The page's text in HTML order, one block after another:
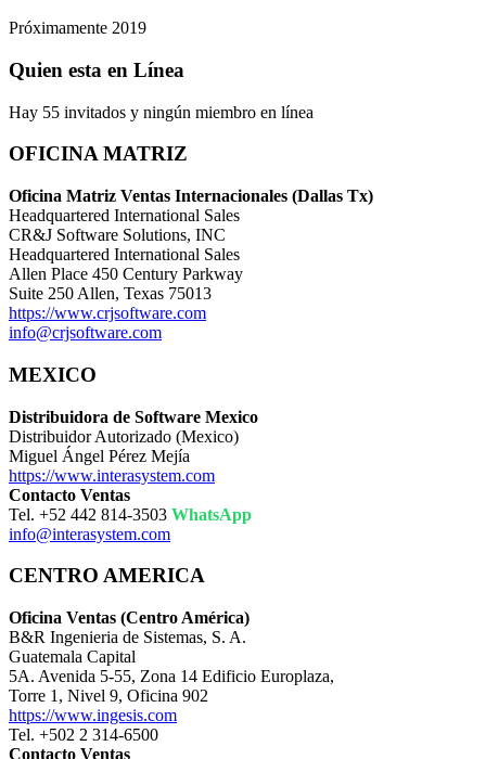
Próximamente 2019
Quien esta en Línea
Hay 55 invitados y ningún miembro en línea
OFICINA MATRIZ
Oficina Matriz Ventas Internacionales (Dallas Tx)
Headquartered International Sales
CR&J Software Solutions, INC
Headquartered International Sales
Allen Place 450 Century Parkway
Suite 250 Allen, Texas 75013
https://www.crjsoftware.com
info@crjsoftware.com
MEXICO
Distribuidora de Software Mexico
Distribuidor Autorizado (Mexico)
Miguel Ángel Pérez Mejía
https://www.interasystem.com
Contacto Ventas
Tel. +52 442 814-3503 WhatsApp
info@interasystem.com
CENTRO AMERICA
Oficina Ventas (Centro América)
B&R Ingenieria de Sistemas, S. A.
Guatemala Capital
5A. Avenida 5-55, Zona 14 Edificio Europlaza,
Torre 1, Nivel 9, Oficina 902
https://www.ingesis.com
Tel. +502 2 314-6500
Contacto Ventas